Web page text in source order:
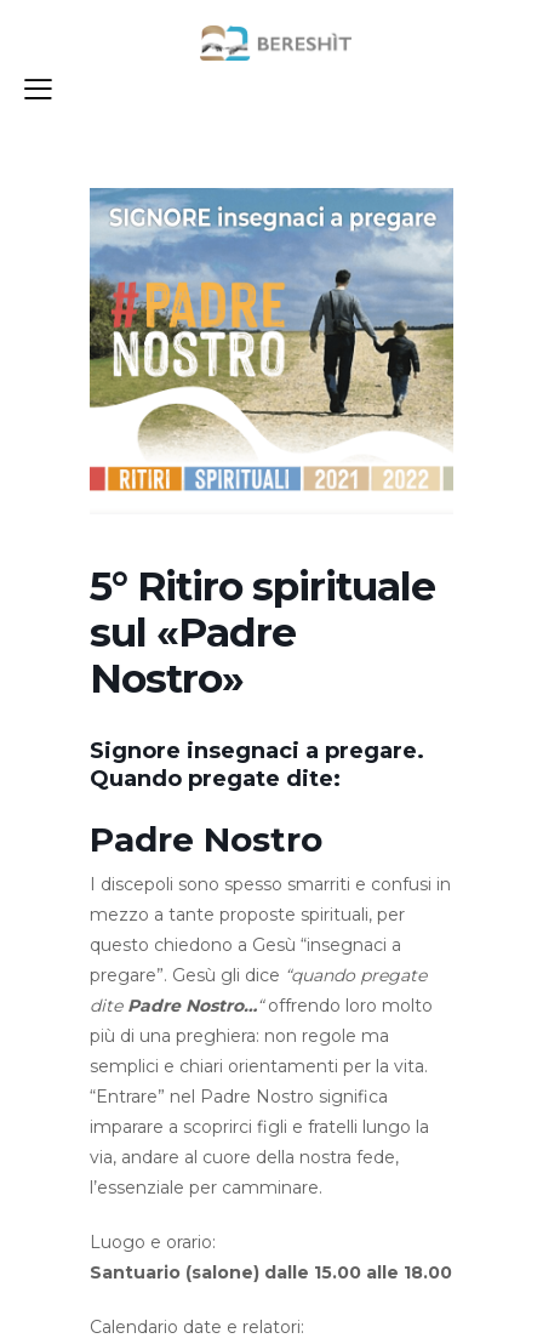
5° Ritiro spirituale
sul «Padre
Nostro»
Signore insegnaci a pregare.
Quando pregate dite:
Padre Nostro
I discepoli sono spesso smarriti e confusi in
mezzo a tante proposte spirituali, per
questo chiedono a Gesù “insegnaci a
pregare”. Gesù gli dice “quando pregate
ditePadre Nostro…“offrendo loro molto
più di una preghiera: non regole ma
semplici e chiari orientamenti per la vita.
“Entrare” nel Padre Nostro significa
imparare a scoprirci figli e fratelli lungo la
via, andare al cuore della nostra fede,
l’essenziale per camminare.
Luogo e orario:
Santuario (salone) dalle 15.00 alle 18.00
Calendario date e relatori: